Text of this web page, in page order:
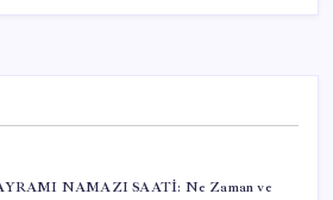
NAMAZI SAATİ: Ne Zaman ve